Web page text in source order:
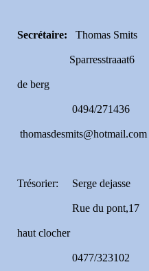
Secrétaire: Thomas
de berg
0494/
thomasdesmits@hotmail.com
Trésorier: Serge dejasse
Rue du
haut clocher
0477/323102